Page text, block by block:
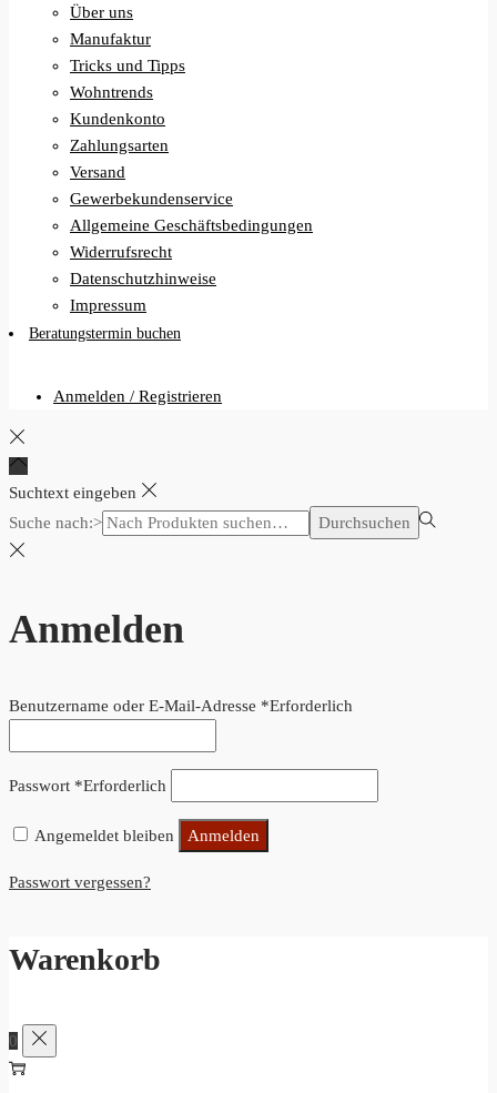
Über uns
Manufaktur
Tricks und Tipps
Wohntrends
Kundenkonto
Zahlungsarten
Versand
Gewerbekundenservice
Allgemeine Geschäftsbedingungen
Widerrufsrecht
Datenschutzhinweise
Impressum
Beratungstermin buchen
Anmelden / Registrieren
Suchtext eingeben
Suche nach:>
Durchsuchen
Anmelden
Benutzername oder E-Mail-Adresse *Erforderlich
Passwort *Erforderlich
Angemeldet bleiben Anmelden
Passwort vergessen?
Warenkorb
0